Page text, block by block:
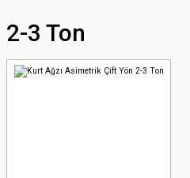
2-3 Ton